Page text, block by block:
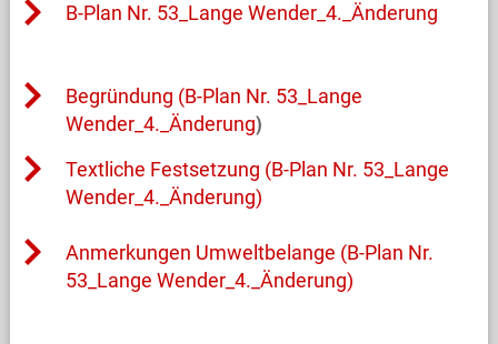
B-Plan Nr. 53_Lange Wender_4._Änderung
Begründung (B-Plan Nr. 53_Lange
Wender_4._Änderung)
Textliche Festsetzung (B-Plan Nr. 53_Lange
Wender_4._Änderung)
Anmerkungen Umweltbelange (B-Plan Nr.
53_Lange Wender_4._Änderung)